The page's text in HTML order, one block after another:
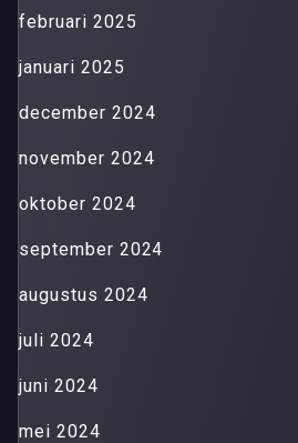
februari 2025
januari 2025
december 2024
november 2024
oktober 2024
september 2024
augustus 2024
juli 2024
juni 2024
mei 2024